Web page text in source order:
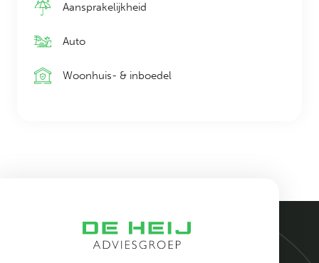
Aansprakelijkheid
Auto
Woonhuis- & inboedel